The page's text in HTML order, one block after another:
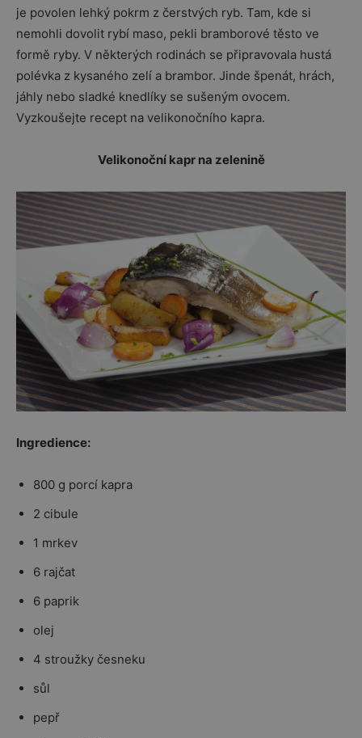
je povolen lehký pokrm z čerstvých ryb. Tam, kde si
nemohli dovolit rybí maso, pekli bramborové těsto ve
formě ryby. V některých rodinách se připravovala hustá
polévka z kysaného zelí a brambor. Jinde špenát, hrách,
jáhly nebo sladké knedlíky se sušeným ovocem.
Vyzkoušejte recept na velikonočního kapra.
Velikonoční kapr na zelenině
Ingredience:
800 g porcí kapra
2 cibule
1 mrkev
6 rajčat
6 paprik
olej
4 stroužky česneku
sůl
pepř